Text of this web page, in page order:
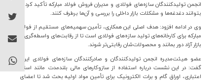
انجمن تولیدکنندگان سازه‌های فولادی و مدیران فروش فولاد مبارکه تأکید کرد تا
بتوانند دغدغه‌ها و مشکلات بازار داخلی را بررسی و آن‌ها برطرف کنند.
وی در ادامه افزود: هدف اصلی این همکاری، تأمین سهمیه‌های مستقیم از فولاد
مبارکه برای کارخانه‌های تولید سازه‌های فولادی است تا از رقابت‌های واسطه‌گری و
بازار آزاد دور بمانند و محصولات‌شان رقابتی‌تر شوند.
عضو هیئت‌مدیره انجمن تولیدکنندگان و صادرکنندگان سازه‌های فولادی ایران
گفت: در این نشست درباره استفاده از سازوکارهای مالی بلندمدت مانند اسناد
اعتباری، اوراق گام و برات الکترونیک برای تأمین مواد اولیه بحث شد تا اعضای